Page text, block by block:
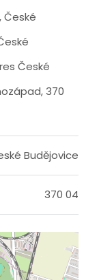
České
České
370
Budějovice
370 04